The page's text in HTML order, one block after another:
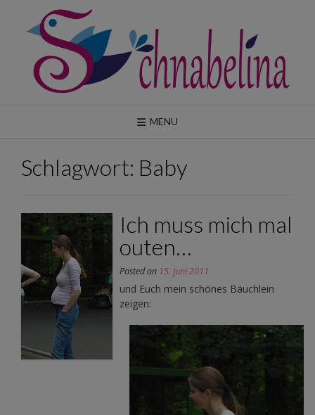
content
MENU
Schlagwort: Baby
Ich muss mich mal
outen…
Posted on 15. Juni 2011
und Euch mein schönes Bäuchlein
zeigen: